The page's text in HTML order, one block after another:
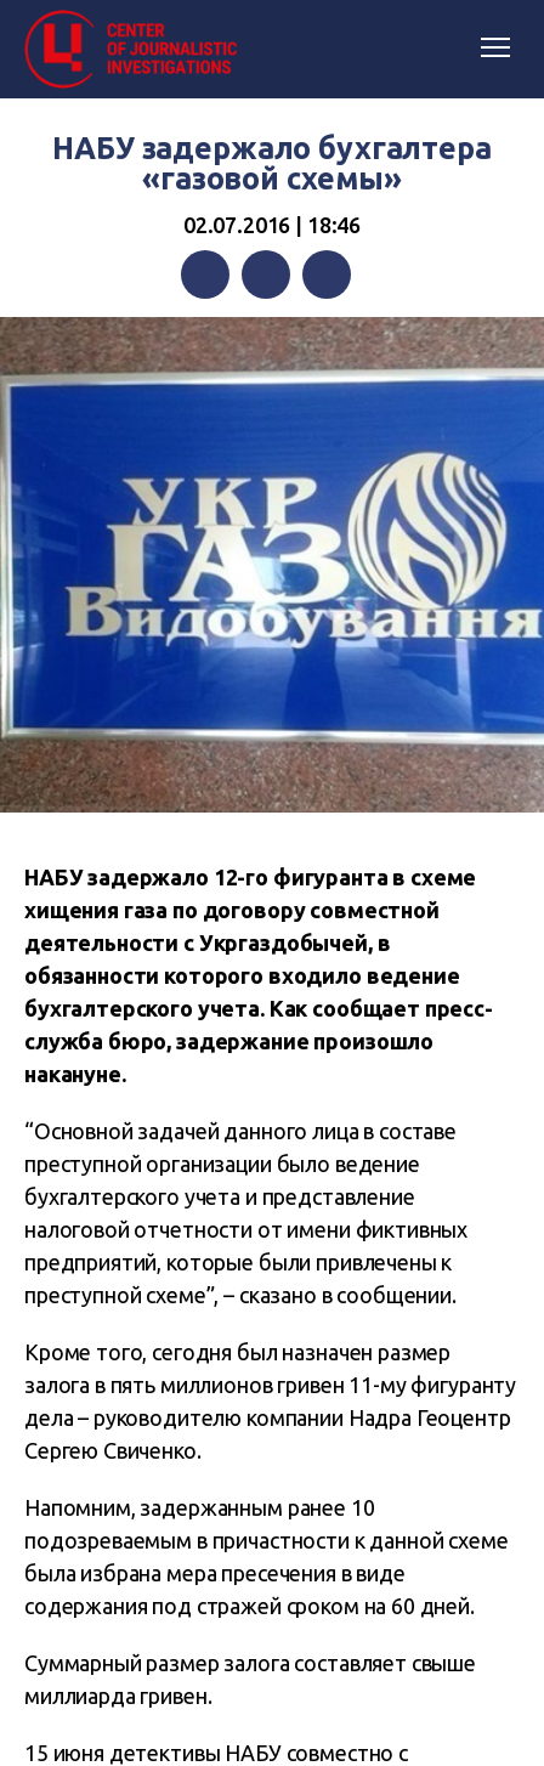
НАБУ задержало бухгалтера
«газовой схемы»
02.07.2016 | 18:46
FacebookTwitterTelegram
НАБУ задержало 12-го фигуранта в схеме
хищения газа по договору совместной
деятельности с Укргаздобычей, в
обязанности которого входило ведение
бухгалтерского учета. Как сообщает пресс-
служба бюро, задержание произошло
накануне.
“Основной задачей данного лица в составе
преступной организации было ведение
бухгалтерского учета и представление
налоговой отчетности от имени фиктивных
предприятий, которые были привлечены к
преступной схеме”, – сказано в сообщении.
Кроме того, сегодня был назначен размер
залога в пять миллионов гривен 11-му фигуранту
дела – руководителю компании Надра Геоцентр
Сергею Свиченко.
Напомним, задержанным ранее 10
подозреваемым в причастности к данной схеме
была избрана мера пресечения в виде
содержания под стражей сроком на 60 дней.
Суммарный размер залога составляет свыше
миллиарда гривен.
15 июня детективы НАБУ совместно с